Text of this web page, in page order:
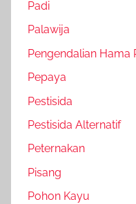
Padi
Palawija
Pengendalian Hama
Pepaya
Pestisida
Pestisida Alternatif
Peternakan
Pisang
Pohon Kayu